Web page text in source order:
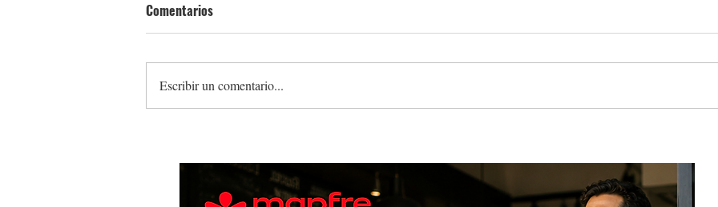
El huevo barato puede salir caro: cómo
proteger el margen sin debilitar el
Sin gluten, pero con estrategia: una
oportunidad que exige más que cambiar
Comentarios
Escribir un comentario...